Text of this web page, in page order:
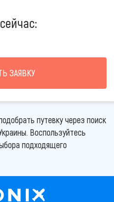
ЗАЯВКУ
путевку через поиск
Воспользуйтесь
подходящего